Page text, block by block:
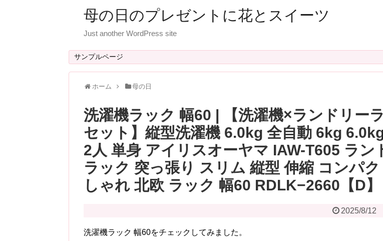
母の日のプレゼントに花とスイーツ
Just another WordPress site
サンプルページ
ホーム 母の日
洗濯機ラック 幅60 | 【洗濯機×ランドリー
セット】縦型洗濯機 6.0kg 全自動 6kg
2人 単身 アイリスオーヤマ IAW-T605 ラン
ラック 突っ張り スリム 縦型 伸縮 コンパ
しゃれ 北欧 ラック 幅60 RDLK−2660【D】
2025/8/12
洗濯機ラック 幅60をチェックしてみました。